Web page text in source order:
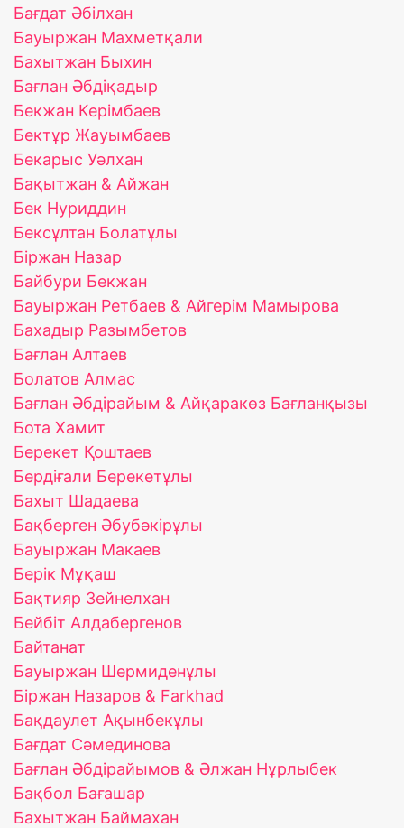
Бағдат Әбілхан
Бауыржан Махметқали
Бахытжан Быхин
Бағлан Әбдіқадыр
Бекжан Керімбаев
Бектұр Жауымбаев
Бекарыс Уәлхан
Бақытжан & Айжан
Бек Нуриддин
Бексұлтан Болатұлы
Біржан Назар
Байбури Бекжан
Бауыржан Ретбаев & Айгерім Мамырова
Бахадыр Разымбетов
Бағлан Алтаев
Болатов Алмас
Бағлан Әбдірайым & Айқаракөз Бағланқызы
Бота Хамит
Берекет Қоштаев
Бердіғали Берекетұлы
Бахыт Шадаева
Бақберген Әбубәкірұлы
Бауыржан Макаев
Берік Мұқаш
Бақтияр Зейнелхан
Бейбіт Алдабергенов
Байтанат
Бауыржан Шермиденұлы
Біржан Назаров & Farkhad
Бақдаулет Ақынбекұлы
Бағдат Сәмединова
Бағлан Әбдірайымов & Әлжан Нұрлыбек
Бақбол Бағашар
Бахытжан Баймахан